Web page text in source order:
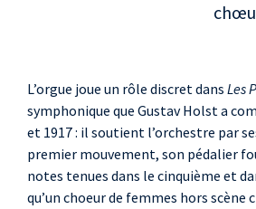
L’orgue joue un rôle discret dans Les
symphonique que Gustav Holst a
et 1917 : il soutient l’orchestre par
premier mouvement, son pédalier
notes tenues dans le cinquième et
qu’un choeur de femmes hors scène